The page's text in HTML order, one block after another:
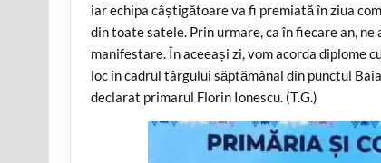
iar echipa câștigătoare va fi premiată în ziua
din toate satele. Prin urmare, ca în fiecare an,
manifestare. În aceeași zi, vom acorda diplome
loc în cadrul târgului săptămânal din punctul
declarat primarul Florin Ionescu. (T.G.)